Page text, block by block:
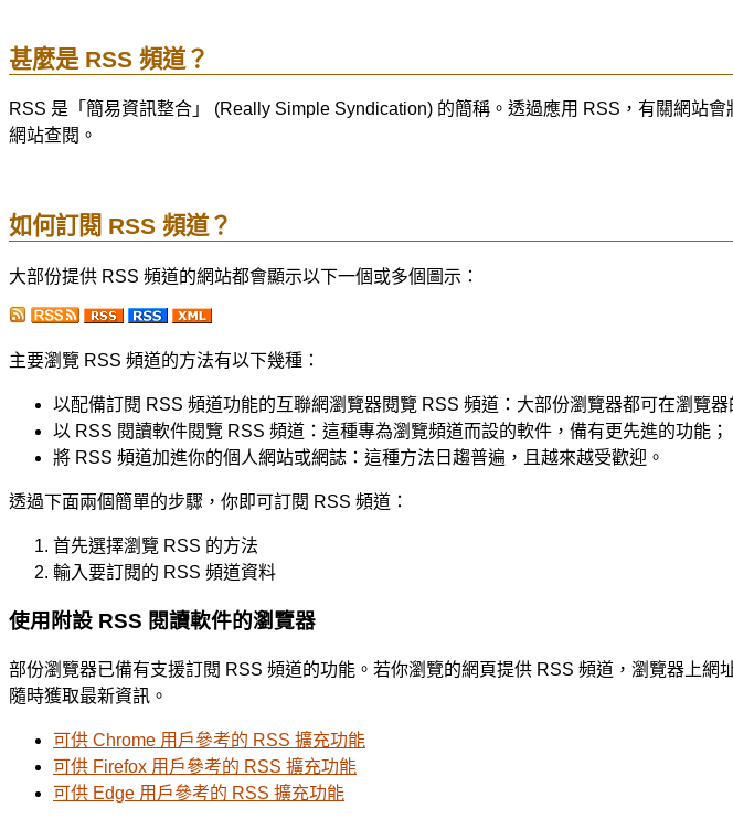
甚麼是 RSS 頻道？
RSS 是「簡易資訊整合」 (Really Simple Syndication) 的簡稱。透過應用 RSS，有關網站
網站查閱。
如何訂閱 RSS 頻道？
大部份提供 RSS 頻道的網站都會顯示以下一個或多個圖示：
主要瀏覽 RSS 頻道的方法有以下幾種：
以配備訂閱 RSS 頻道功能的互聯網瀏覽器閱覽 RSS 頻道：大部份瀏覽器都可在瀏覽器
以 RSS 閱讀軟件閱覽 RSS 頻道：這種專為瀏覽頻道而設的軟件，備有更先進的功能；
將 RSS 頻道加進你的個人網站或網誌：這種方法日趨普遍，且越來越受歡迎。
透過下面兩個簡單的步驟，你即可訂閱 RSS 頻道：
首先選擇瀏覽 RSS 的方法
輸入要訂閱的 RSS 頻道資料
使用附設 RSS 閱讀軟件的瀏覽器
部份瀏覽器已備有支援訂閱 RSS 頻道的功能。若你瀏覽的網頁提供 RSS 頻道，瀏覽器上
隨時獲取最新資訊。
可供 Chrome 用戶參考的 RSS 擴充功能
可供 Firefox 用戶參考的 RSS 擴充功能
可供 Edge 用戶參考的 RSS 擴充功能